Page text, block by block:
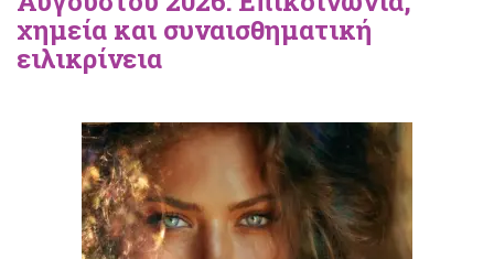
χημεία και συναισθηματική
ειλικρίνεια